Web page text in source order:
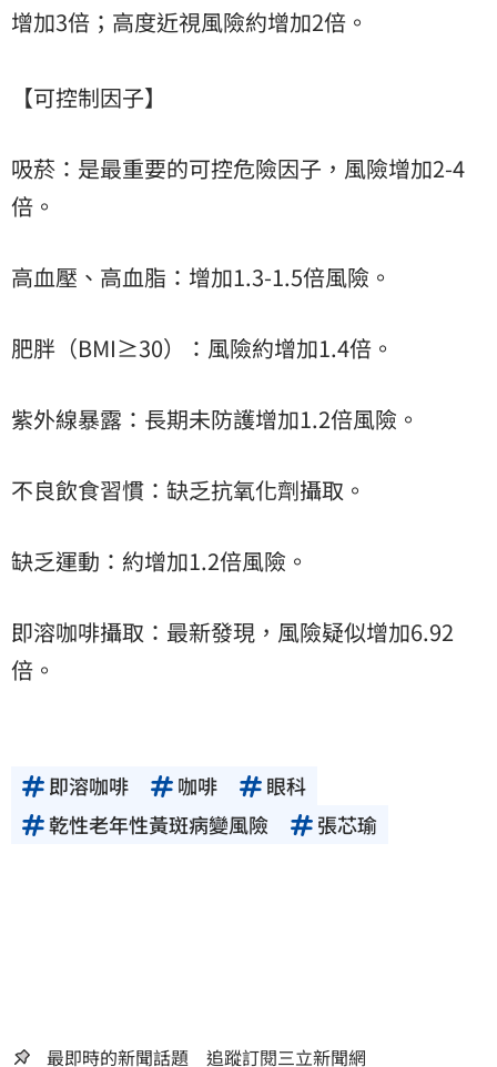
增加3倍；高度近視風險約增加2倍。
【可控制因子】
吸菸：是最重要的可控危險因子，風險增加2-4
倍。
高血壓、高血脂：增加1.3-1.5倍風險。
肥胖（BMI≥30）：風險約增加1.4倍。
紫外線暴露：長期未防護增加1.2倍風險。
不良飲食習慣：缺乏抗氧化劑攝取。
缺乏運動：約增加1.2倍風險。
即溶咖啡攝取：最新發現，風險疑似增加6.92
倍。
即溶咖啡 咖啡
眼科
乾性老年性黃斑病變風險
張芯瑜
最即時的新聞話題 追蹤訂閱三立新聞網